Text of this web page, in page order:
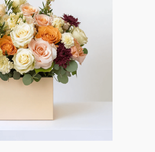
$1,350.00